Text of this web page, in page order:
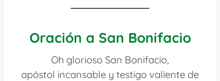
Oración a San Bonifacio
Oh glorioso San Bonifacio,
apóstol incansable y testigo valiente de